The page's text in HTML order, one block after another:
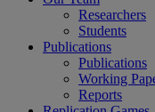
Researchers
Students
Publications
Publications
Working
Reports